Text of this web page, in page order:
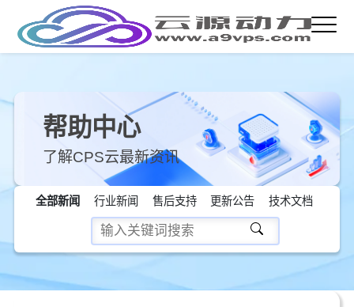
帮助中心
了解CPS云最新资讯
全部新闻 行业新闻 售后支持 更新公告 技术文档